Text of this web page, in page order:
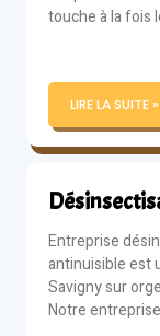
touche à la fois
LIRE LA SUITE »
Entreprise
antinuisible est
Savigny sur
Notre